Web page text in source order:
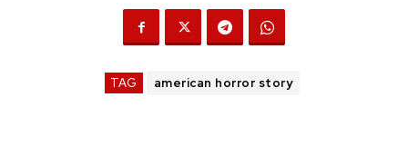
TAG american horror story